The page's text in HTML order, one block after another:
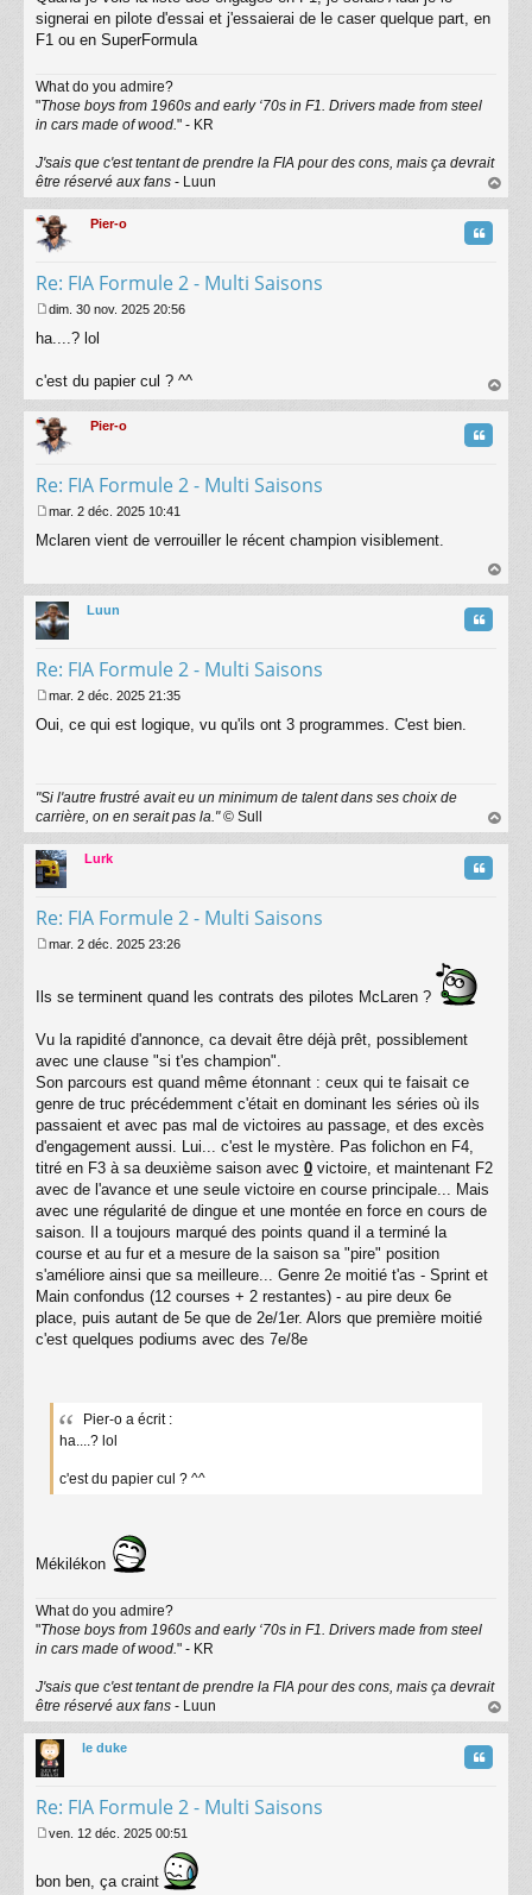
signerai en pilote d'essai et j'essaierai de le caser quelque part, en
F1 ou en SuperFormula
What do you admire?
"Those boys from 1960s and early ‘70s in F1. Drivers made from steel
in cars made of wood." - KR
J'sais que c'est tentant de prendre la FIA pour des cons, mais ça devrait
être réservé aux fans - Luun
au
Pier-o
Re: FIA Formule 2 - Multi Saisons
Citation
e
s
g
e
dim. 30 nov. 2025 20:56
ha....? lol
c'est du papier cul ? ^^
au
Pier-o
Re: FIA Formule 2 - Multi Saisons
Citation
e
a
g
e
mar. 2 déc. 2025 10:41
Mclaren vient de verrouiller le récent champion visiblement.
au
Luun
Re: FIA Formule 2 - Multi Saisons
Citation
e
g
e
mar. 2 déc. 2025 21:35
Oui, ce qui est logique, vu qu'ils ont 3 programmes. C'est bien.
"Si l'autre frustré avait eu un minimum de talent dans ses choix de
carrière, on en serait pas la."© Sull
au
Lurk
Re: FIA Formule 2 - Multi Saisons
Citation
s
g
e
mar. 2 déc. 2025 23:26
Ils se terminent quand les contrats des pilotes McLaren ?
Vu la rapidité d'annonce, ca devait être déjà prêt, possiblement
avec une clause "si t'es champion".
Son parcours est quand même étonnant : ceux qui te faisait ce
genre de truc précédemment c'était en dominant les séries où ils
passaient et avec pas mal de victoires au passage, et des excès
d'engagement aussi. Lui... c'est le mystère. Pas folichon en F4,
titré en F3 à sa deuxième saison avec 0 victoire, et maintenant F2
avec de l'avance et une seule victoire en course principale... Mais
avec une régularité de dingue et une montée en force en cours de
saison. Il a toujours marqué des points quand il a terminé la
course et au fur et a mesure de la saison sa "pire" position
s'améliore ainsi que sa meilleure... Genre 2e moitié t'as - Sprint et
Main confondus (12 courses + 2 restantes) - au pire deux 6e
place, puis autant de 5e que de 2e/1er. Alors que première moitié
c'est quelques podiums avec des 7e/8e
Pier-o a écrit :
ha....? lol
c'est du papier cul ? ^^
Mékilékon
What do you admire?
"Those boys from 1960s and early ‘70s in F1. Drivers made from steel
in cars made of wood." - KR
J'sais que c'est tentant de prendre la FIA pour des cons, mais ça devrait
être réservé aux fans - Luun
au
le duke
Re: FIA Formule 2 - Multi Saisons
Citation
s
ven. 12 déc. 2025 00:51
bon ben, ça craint